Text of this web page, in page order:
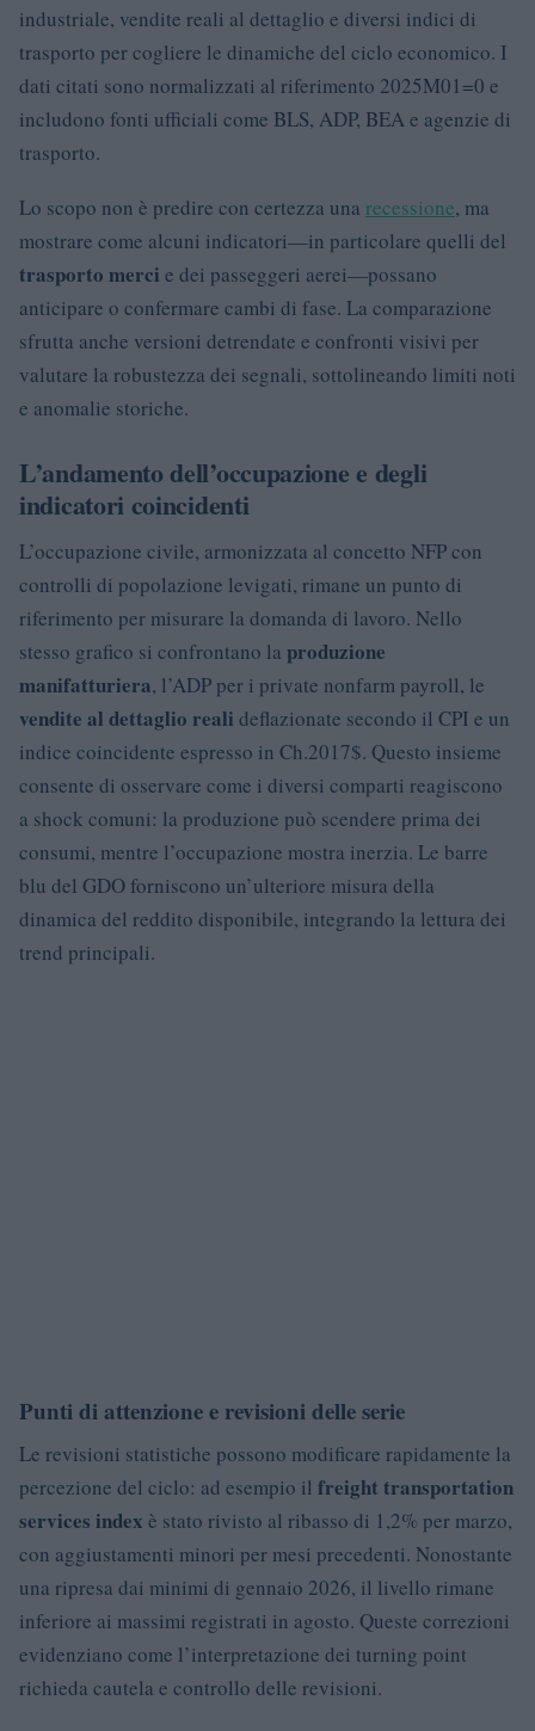
industriale, vendite reali al dettaglio e diversi indici di
trasporto per cogliere le dinamiche del ciclo economico. I
dati citati sono normalizzati al riferimento 2025M01=0 e
includono fonti ufficiali come BLS, ADP, BEA e agenzie di
trasporto.
Lo scopo non è predire con certezza una recessione, ma
mostrare come alcuni indicatori—in particolare quelli del
trasporto merci e dei passeggeri aerei—possano
anticipare o confermare cambi di fase. La comparazione
sfrutta anche versioni detrendate e confronti visivi per
valutare la robustezza dei segnali, sottolineando limiti noti
e anomalie storiche.
L’andamento dell’occupazione e degli
indicatori coincidenti
L’occupazione civile, armonizzata al concetto NFP con
controlli di popolazione levigati, rimane un punto di
riferimento per misurare la domanda di lavoro. Nello
stesso grafico si confrontano la produzione
manifatturiera, l’ADP per i private nonfarm payroll, le
vendite al dettaglio reali deflazionate secondo il CPI e un
indice coincidente espresso in Ch.2017$. Questo insieme
consente di osservare come i diversi comparti reagiscono
a shock comuni: la produzione può scendere prima dei
consumi, mentre l’occupazione mostra inerzia. Le barre
blu del GDO forniscono un’ulteriore misura della
dinamica del reddito disponibile, integrando la lettura dei
trend principali.
Punti di attenzione e revisioni delle serie
Le revisioni statistiche possono modificare rapidamente la
percezione del ciclo: ad esempio il freight transportation
services index è stato rivisto al ribasso di 1,2% per marzo,
con aggiustamenti minori per mesi precedenti. Nonostante
una ripresa dai minimi di gennaio 2026, il livello rimane
inferiore ai massimi registrati in agosto. Queste correzioni
evidenziano come l’interpretazione dei turning point
richieda cautela e controllo delle revisioni.